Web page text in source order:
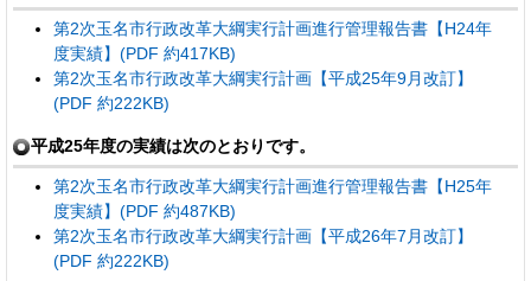
第2次玉名市行政改革大綱実行計画進行管理報告書【H24年
度実績】(PDF 約417KB)
第2次玉名市行政改革大綱実行計画【平成25年9月改訂】
(PDF 約222KB)
平成25年度の実績は次のとおりです。
第2次玉名市行政改革大綱実行計画進行管理報告書【H25年
度実績】(PDF 約487KB)
第2次玉名市行政改革大綱実行計画【平成26年7月改訂】
(PDF 約222KB)